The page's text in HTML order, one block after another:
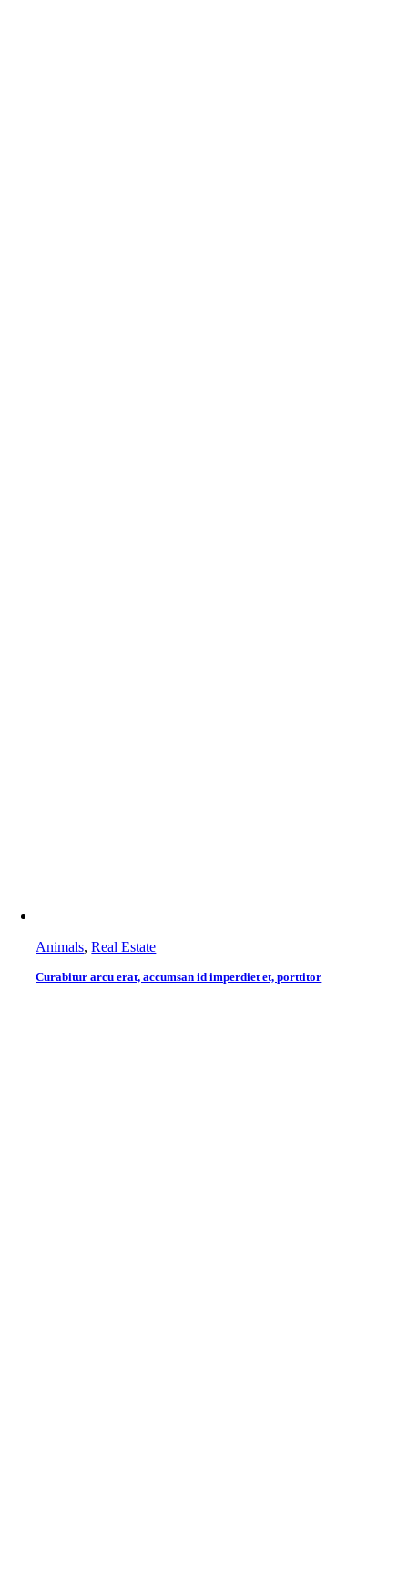
Animals,Real Estate
Curabitur arcu erat, accumsan id imperdiet et, porttitor